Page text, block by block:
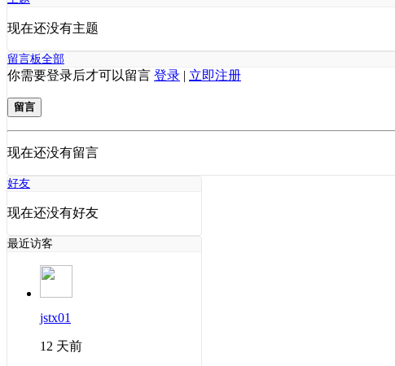
现在还没有主题
留言板全部
你需要登录后才可以留言 登录 | 立即注册
留言
现在还没有留言
好友
现在还没有好友
最近访客
jstx01
12 天前